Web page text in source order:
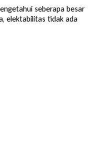
seberapa besar
elektabilitas tidak ada